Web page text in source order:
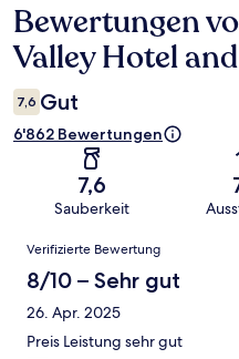
Bewertungen
Bewertungen
Valley Hotel
7,6 Gut
6'862 Bewertungen
7,6
Sauberkeit
Bewertungen
Verifizierte Bewertung
8/10 – Sehr gut
26. Apr. 2025
Preis Leistung sehr gut